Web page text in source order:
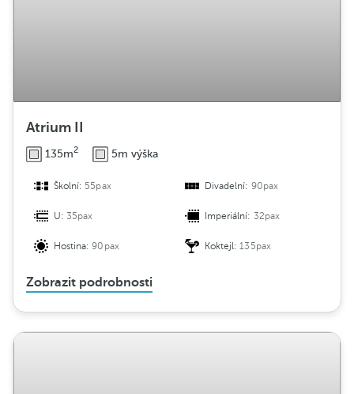
Atrium II
135m2 5m výška
Školní: 55pax Divadelní: 90pax
U:35pax Imperiální: 32pax
Hostina:90pax Koktejl:135pax
Zobrazit podrobnosti